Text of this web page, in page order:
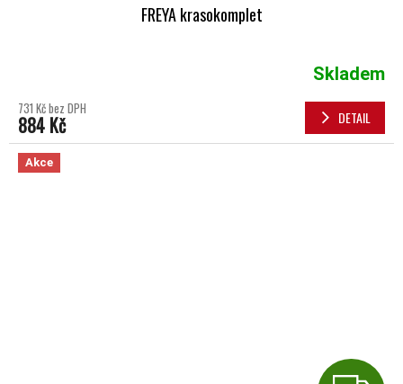
FREYA krasokomplet
Skladem
731 Kč bez DPH
884 Kč DETAIL
Akce